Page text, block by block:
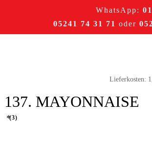
WhatsApp:
05241 74 31 71 oder
137. MAYONNAISE
3